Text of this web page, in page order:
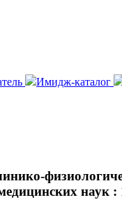
Имидж-каталог
наук